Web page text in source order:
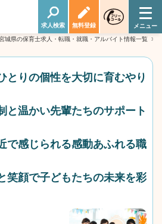
求人検索 無料登録
城県の保育士求人・転職・就職・アルバイト情報一覧 >
りの個性を大切に育むやり
温かい先輩たちのサポート
で感じられる感動あふれる職
笑顔で子どもたちの未来を彩